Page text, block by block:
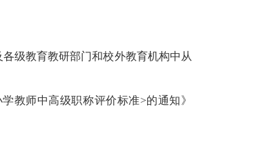
级教育教研部门和校外教育机构中从
教师中高级职称评价标准>的通知》